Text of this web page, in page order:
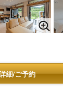
細/ご予約